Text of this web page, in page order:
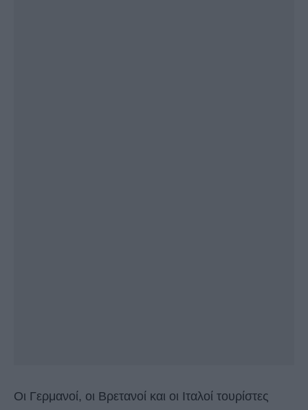
Οι Γερμανοί, οι Βρετανοί και οι Ιταλοί τουρίστες